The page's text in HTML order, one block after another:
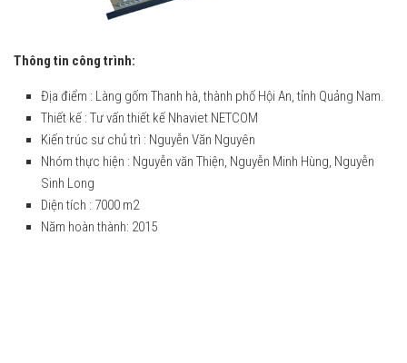
Thông tin công trình:
Địa điểm : Làng gốm Thanh hà, thành phố Hội An, tỉnh Quảng Nam.
Thiết kế : Tư vấn thiết kế Nhaviet NETCOM
Kiến trúc sư chủ trì : Nguyễn Văn Nguyên
Nhóm thực hiện : Nguyễn văn Thiện, Nguyễn Minh Hùng, Nguyễn
Sinh Long
Diện tích : 7000 m2
Năm hoàn thành: 2015